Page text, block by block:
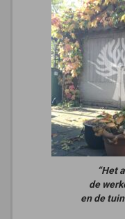
“Het
de
en de